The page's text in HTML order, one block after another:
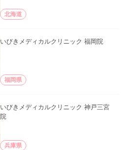
北海道
いびきメディカルクリニック 福岡院
福岡県
いびきメディカルクリニック 神戸三宮
院
兵庫県